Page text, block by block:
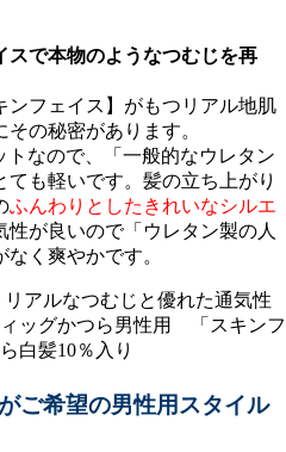
スで本物のようなつむじを再
ンフェイス】がもつリアル地肌
の秘密があります。
トなので、「一般的なウレタン
も軽いです。髪の立ち上がり
ふんわりとしたきれいなシルエ
性が良いので「ウレタン製の人
く爽やかです。
ッグかつら男性用 「スキン
白髪10％入り
ご希望の男性用スタイル